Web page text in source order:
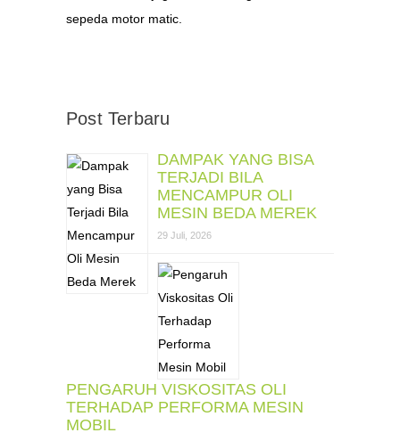
sepeda motor matic.
Post Terbaru
DAMPAK YANG BISA
TERJADI BILA
MENCAMPUR OLI
MESIN BEDA MEREK
29 Juli, 2026
PENGARUH VISKOSITAS OLI
TERHADAP PERFORMA MESIN
MOBIL